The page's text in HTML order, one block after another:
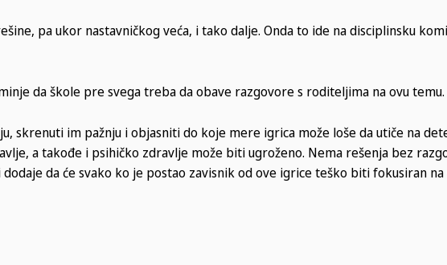
pa ukor nastavničkog veća, i tako dalje. Onda to ide na disciplinsku
da škole pre svega treba da obave razgovore s roditeljima na ovu temu.
skrenuti im pažnju i objasniti do koje mere igrica može loše da utiče na
a takođe i psihičko zdravlje može biti ugroženo. Nema rešenja bez
dodaje da će svako ko je postao zavisnik od ove igrice teško biti fokusiran